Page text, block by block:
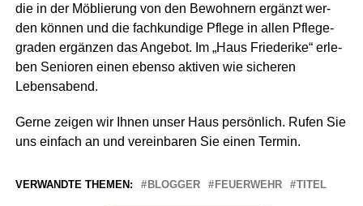
die in der Möblie­rung von den Bewoh­nern ergänzt wer­
den kön­nen und die fach­kun­di­ge Pfle­ge in allen Pfle­ge­
gra­den ergän­zen das Ange­bot. Im „Haus Frie­de­ri­ke“ erle­
ben Senio­ren einen eben­so akti­ven wie siche­ren
Lebensabend.
Ger­ne zei­gen wir Ihnen unser Haus per­sön­lich. Rufen Sie
uns ein­fach an und ver­ein­ba­ren Sie einen Termin.
VERWANDTE THEMEN: BLOGGER FEUERWEHR TITEL